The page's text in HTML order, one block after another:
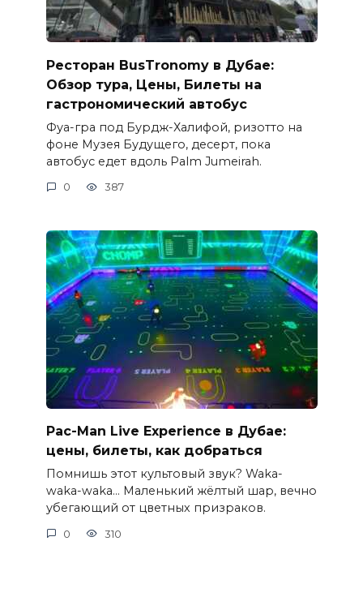
Ресторан BusTronomy в Дубае:
Обзор тура, Цены, Билеты на
гастрономический автобус
Фуа-гра под Бурдж-Халифой, ризотто на
фоне Музея Будущего, десерт, пока
автобус едет вдоль Palm Jumeirah.
0 387
Pac-Man Live Experience в Дубае:
цены, билеты, как добраться
Помнишь этот культовый звук? Waka-
waka-waka… Маленький жёлтый шар, вечно
убегающий от цветных призраков.
0 310